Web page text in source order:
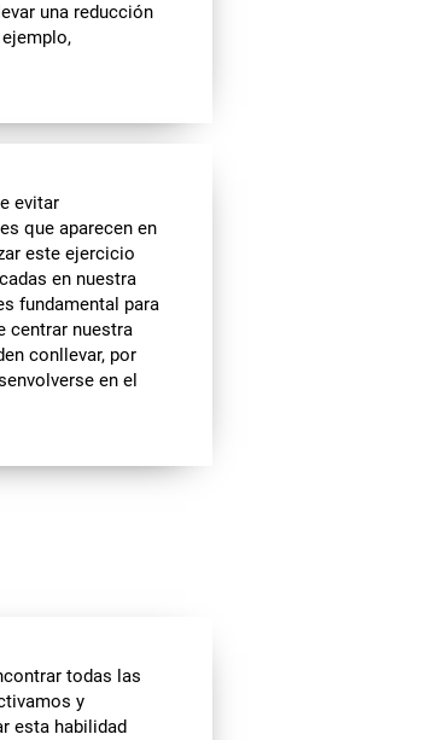
una reducción
evitar
que aparecen en
este ejercicio
en nuestra
fundamental para
centrar nuestra
conllevar, por
en el
todas las
y
esta habilidad